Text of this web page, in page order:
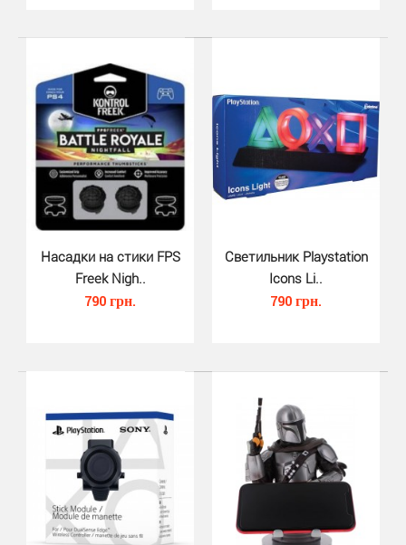
Насадки на стики джойстика Dual..
370 грн.
Насадки на стики джойстика DualSense PS5 Thumb Grip
(Nacon, 6 шт.) - прочные высококачественные сили..
Насадки на стики FPS
Freek Nigh..
790 грн.
Светильник Playstation
Icons Li..
790 грн.